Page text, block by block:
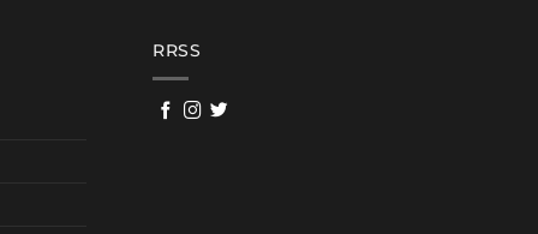
RRSS